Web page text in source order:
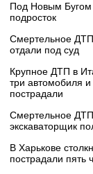
Под Новым Бугом
подросток
Смертельное
отдали под суд
Крупное ДТП в
три автомобиля
пострадали
Смертельное ДТП
экскаваторщик
В Харькове
пострадали пять